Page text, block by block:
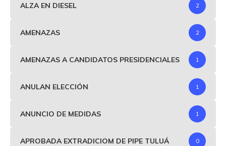
ALZA EN DIESEL 2
AMENAZAS 2
AMENAZAS A CANDIDATOS PRESIDENCIALES 1
ANULAN ELECCIÓN 1
ANUNCIO DE MEDIDAS 1
APROBADA EXTRADICIOM DE PIPE TULUÁ 0